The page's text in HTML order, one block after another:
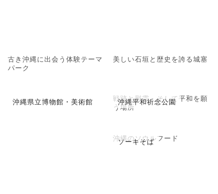
古き沖縄に出会う体験テーマ
パーク
美しい石垣と歴史を誇る城塞
沖縄県立博物館・美術館 沖縄平和祈念公園
戦跡と慰霊、そして平和を願
う場所
ソーキそば
沖縄のソウルフード